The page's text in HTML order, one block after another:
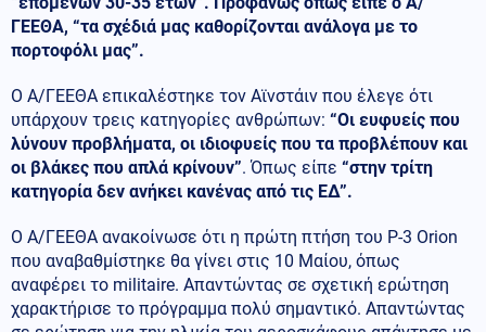
ΓΕΕΘΑ, “τα σχέδιά μας καθορίζονται ανάλογα με το
πορτοφόλι μας”.
Ο Α/ΓΕΕΘΑ επικαλέστηκε τον Αϊνστάιν που έλεγε ότι
υπάρχουν τρεις κατηγορίες ανθρώπων: “Οι ευφυείς που
λύνουν προβλήματα, οι ιδιοφυείς που τα προβλέπουν και
οι βλάκες που απλά κρίνουν”. Όπως είπε “στην τρίτη
κατηγορία δεν ανήκει κανένας από τις ΕΔ”.
Ο Α/ΓΕΕΘΑ ανακοίνωσε ότι η πρώτη πτήση του P-3 Orion
που αναβαθμίστηκε θα γίνει στις 10 Μαίου, όπως
αναφέρει το militaire. Απαντώντας σε σχετική ερώτηση
χαρακτήρισε το πρόγραμμα πολύ σημαντικό. Απαντώντας